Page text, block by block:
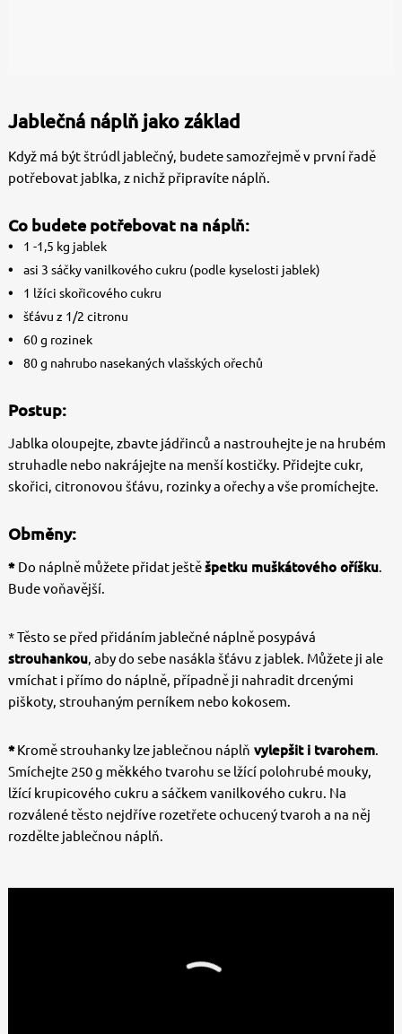
Jablečná náplň jako základ
Když má být štrúdl jablečný, budete samozřejmě v první řadě
potřebovat jablka, z nichž připravíte náplň.
Co budete potřebovat na náplň:
1 -1,5 kg jablek
asi 3 sáčky vanilkového cukru (podle kyselosti jablek)
1 lžíci skořicového cukru
šťávu z 1/2 citronu
60 g rozinek
80 g nahrubo nasekaných vlašských ořechů
Postup:
Jablka oloupejte, zbavte jádřinců a nastrouhejte je na hrubém
struhadle nebo nakrájejte na menší kostičky. Přidejte cukr,
skořici, citronovou šťávu, rozinky a ořechy a vše promíchejte.
Obměny:
* Do náplně můžete přidat ještěšpetku muškátového oříšku.
Bude voňavější.
* Těsto se před přidáním jablečné náplně posypává
strouhankou, aby do sebe nasákla šťávu z jablek. Můžete ji ale
vmíchat i přímo do náplně, případně ji nahradit drcenými
piškoty, strouhaným perníkem nebo kokosem.
*Kromě strouhanky lze jablečnou náplň vylepšit i tvarohem.
Smíchejte 250 g měkkého tvarohu se lžící polohrubé mouky,
lžící krupicového cukru a sáčkem vanilkového cukru. Na
rozválené těsto nejdříve rozetřete ochucený tvaroh a na něj
rozdělte jablečnou náplň.